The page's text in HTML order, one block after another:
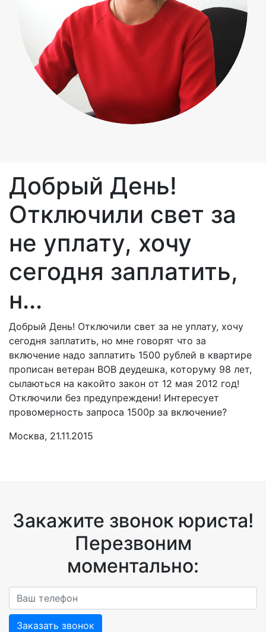
Добрый День!
Отключили свет за
не уплату, хочу
сегодня заплатить,
н...
Добрый День! Отключили свет за не уплату, хочу
сегодня заплатить, но мне говорят что за
включение надо заплатить 1500 рублей в квартире
прописан ветеран ВОВ деудешка, которуму 98 лет,
сылаються на какойто закон от 12 мая 2012 год!
Отключили без предупреждени! Интересует
провомерность запроса 1500р за включение?
Москва, 21.11.2015
Закажите звонок юриста!
Перезвоним
моментально:
Заказать звонок